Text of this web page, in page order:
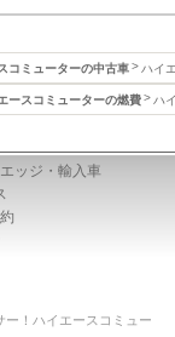
コミューターの中古車 ハイ
ースコミューターの燃費 ハ
ッジ・輸入車
！ハイエースコミュー